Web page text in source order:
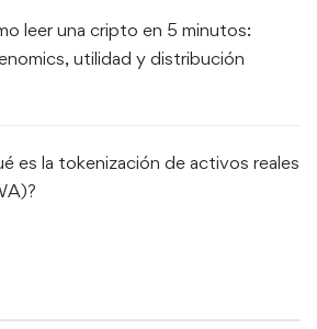
leer una cripto en 5 minutos:
utilidad y distribución
es la tokenización de activos reales